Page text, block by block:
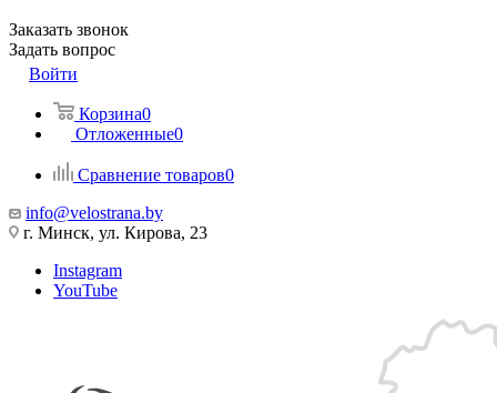
Заказать звонок
Задать вопрос
Войти
Корзина0
Отложенные0
Сравнение товаров0
info@velostrana.by
г. Минск, ул. Кирова, 23
Instagram
YouTube